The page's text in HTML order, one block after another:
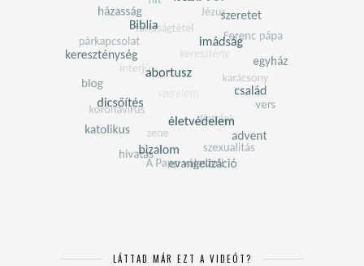
LÁTTAD MÁR EZT A VIDEÓT?